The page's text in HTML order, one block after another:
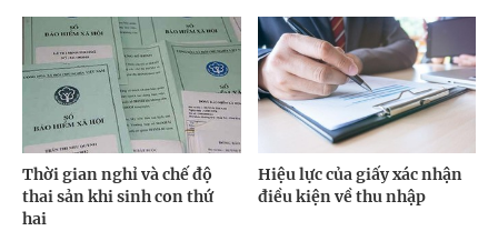
Thời gian nghỉ và chế độ
thai sản khi sinh con thứ
hai
Hiệu lực của giấy xác nhận
điều kiện về thu nhập